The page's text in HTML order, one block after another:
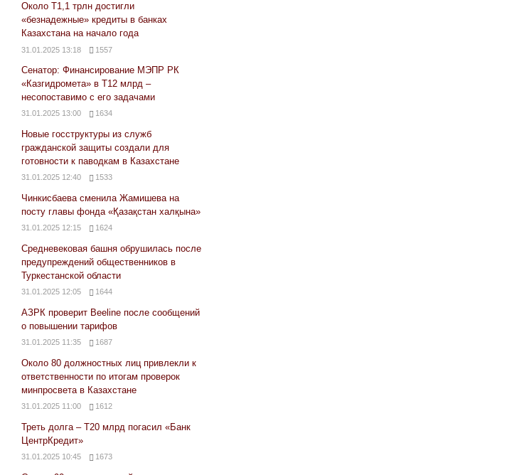
Около Т1,1 трлн достигли
«безнадежные» кредиты в банках
Казахстана на начало года
31.01.2025 13:18 1557
Сенатор: Финансирование МЭПР РК
«Казгидромета» в Т12 млрд –
несопоставимо с его задачами
31.01.2025 13:00 1634
Новые госструктуры из служб
гражданской защиты создали для
готовности к паводкам в Казахстане
31.01.2025 12:40 1533
Чинкисбаева сменила Жамишева на
посту главы фонда «Қазақстан халқына»
31.01.2025 12:15 1624
Средневековая башня обрушилась после
предупреждений общественников в
Туркестанской области
31.01.2025 12:05 1644
АЗРК проверит Beeline после сообщений
о повышении тарифов
31.01.2025 11:35 1687
Около 80 должностных лиц привлекли к
ответственности по итогам проверок
минпросвета в Казахстане
31.01.2025 11:00 1612
Треть долга – Т20 млрд погасил «Банк
ЦентрКредит»
31.01.2025 10:45 1673